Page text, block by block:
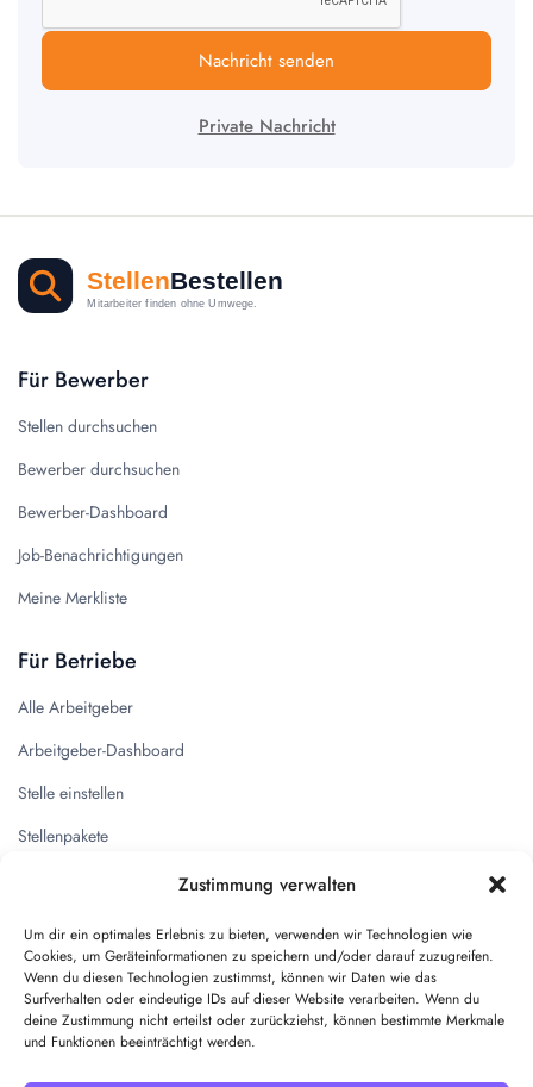
Zustimmung verwalten
Um dir ein optimales Erlebnis zu bieten, verwenden wir Technologien wie
Cookies, um Geräteinformationen zu speichern und/oder darauf zuzugreifen.
Wenn du diesen Technologien zustimmst, können wir Daten wie das
Surfverhalten oder eindeutige IDs auf dieser Website verarbeiten. Wenn du
deine Zustimmung nicht erteilst oder zurückziehst, können bestimmte Merkmale
und Funktionen beeinträchtigt werden.
Nachricht senden
Private Nachricht
Für Bewerber
Stellen durchsuchen
Bewerber durchsuchen
Bewerber-Dashboard
Job-Benachrichtigungen
Meine Merkliste
Für Betriebe
Alle Arbeitgeber
Arbeitgeber-Dashboard
Stelle einstellen
Stellenpakete
Kontakt
Impressum
Datenschutz